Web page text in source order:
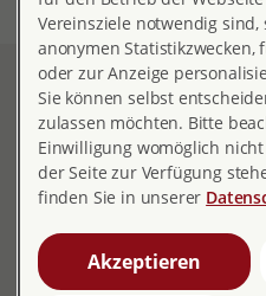
Wenn ein Mensch
Lebensplanung
Lebensumstände werden
Vereinsziele notwendig
anonymen
oder zur Anzeige
Sie können selbst
zulassen möchten. Bitte
Einwilligung womöglich
der Seite zur Verfügung
finden Sie in unserer
Akzeptieren